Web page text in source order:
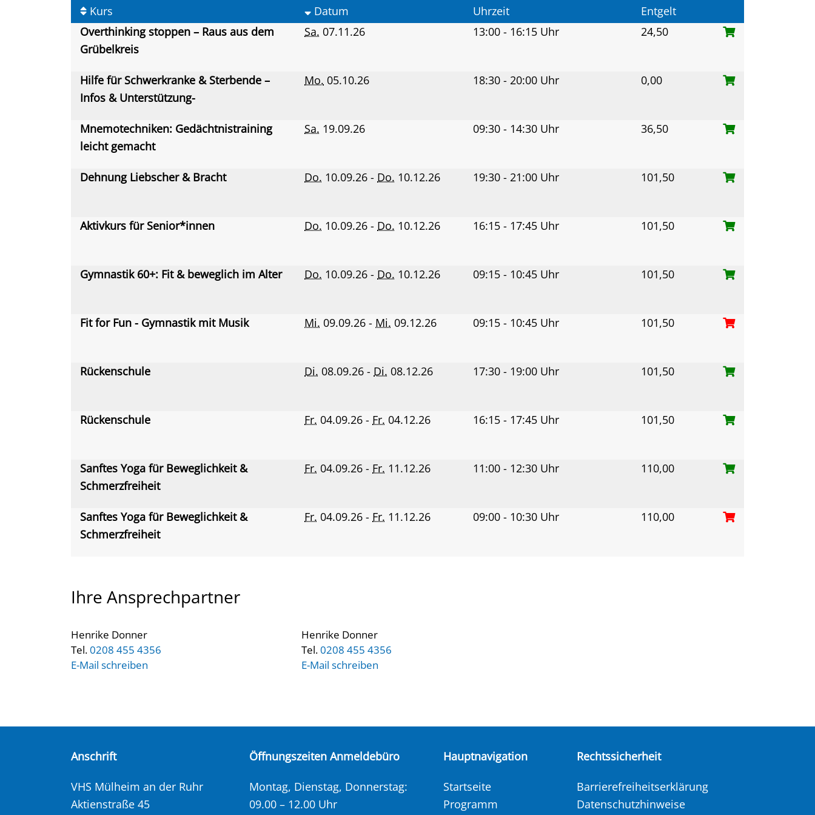
Kurs Datum Uhrzeit
Entgelt
Overthinking stoppen – Raus aus dem
Grübelkreis
Sa. 07.11.26 13:00 - 16:15 Uhr 24,50
Hilfe für Schwerkranke & Sterbende –
Infos & Unterstützung-
Mo. 05.10.26 18:30 - 20:00 Uhr 0,00
Mnemotechniken: Gedächtnistraining
leicht gemacht
Sa. 19.09.26 09:30 - 14:30 Uhr 36,50
Dehnung Liebscher & Bracht Do. 10.09.26 - Do. 10.12.26 19:30 - 21:00 Uhr 101,50
Aktivkurs für Senior*innen Do. 10.09.26 - Do. 10.12.26 16:15 - 17:45 Uhr 101,50
Gymnastik 60+: Fit & beweglich im Alter Do. 10.09.26 - Do. 10.12.26 09:15 - 10:45 Uhr 101,50
Fit for Fun - Gymnastik mit Musik Mi. 09.09.26 - Mi. 09.12.26 09:15 - 10:45 Uhr 101,50
Rückenschule Di. 08.09.26 - Di. 08.12.26 17:30 - 19:00 Uhr 101,50
Rückenschule Fr. 04.09.26 - Fr. 04.12.26 16:15 - 17:45 Uhr 101,50
Sanftes Yoga für Beweglichkeit &
Schmerzfreiheit
Fr. 04.09.26 - Fr. 11.12.26 11:00 - 12:30 Uhr 110,00
Sanftes Yoga für Beweglichkeit &
Schmerzfreiheit
Fr. 04.09.26 - Fr. 11.12.26 09:00 - 10:30 Uhr 110,00
Ihre Ansprechpartner
Henrike Donner
Tel.0208 455 4356
E-Mail schreiben
Henrike Donner
Tel.0208 455 4356
E-Mail schreiben
Anschrift
VHS Mülheim an der Ruhr
Aktienstraße 45
Öffnungszeiten Anmeldebüro
Montag, Dienstag, Donnerstag:
09.00 – 12.00 Uhr
Hauptnavigation
Startseite
Programm
Rechtssicherheit
Barrierefreiheitserklärung
Datenschutzhinweise